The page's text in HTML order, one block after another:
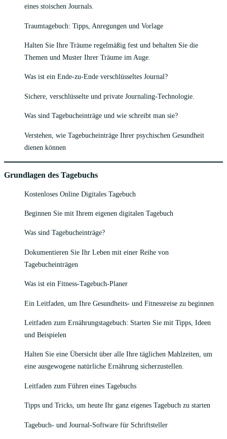
eines stoischen Journals.
Traumtagebuch: Tipps, Anregungen und Vorlage
Halten Sie Ihre Träume regelmäßig fest und behalten Sie die
Themen und Muster Ihrer Träume im Auge.
Was ist ein Ende-zu-Ende verschlüsseltes Journal?
Sichere, verschlüsselte und private Journaling-Technologie.
Was sind Tagebucheinträge und wie schreibt man sie?
Verstehen, wie Tagebucheinträge Ihrer psychischen Gesundheit
dienen können
Grundlagen des Tagebuchs
Kostenloses Online Digitales Tagebuch
Beginnen Sie mit Ihrem eigenen digitalen Tagebuch
Was sind Tagebucheinträge?
Dokumentieren Sie Ihr Leben mit einer Reihe von
Tagebucheinträgen
Was ist ein Fitness-Tagebuch-Planer
Ein Leitfaden, um Ihre Gesundheits- und Fitnessreise zu beginnen
Leitfaden zum Ernährungstagebuch: Starten Sie mit Tipps, Ideen
und Beispielen
Halten Sie eine Übersicht über alle Ihre täglichen Mahlzeiten, um
eine ausgewogene natürliche Ernährung sicherzustellen.
Leitfaden zum Führen eines Tagebuchs
Tipps und Tricks, um heute Ihr ganz eigenes Tagebuch zu starten
Tagebuch- und Journal-Software für Schriftsteller